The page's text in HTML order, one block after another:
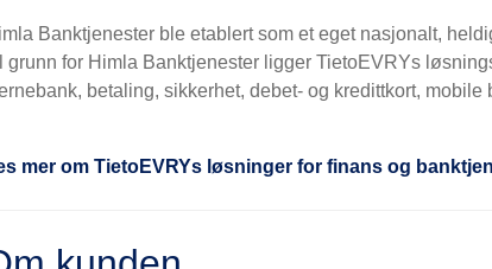
Banktjenester ble etablert som et eget nasjonalt,
grunn for Himla Banktjenester ligger TietoEVRYs
betaling, sikkerhet, debet- og kredittkort,
mer om TietoEVRYs løsninger for finans og